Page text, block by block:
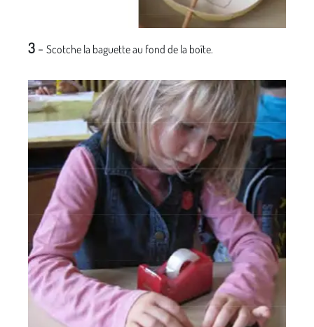
3- Scotche la baguette au fond de la boîte.